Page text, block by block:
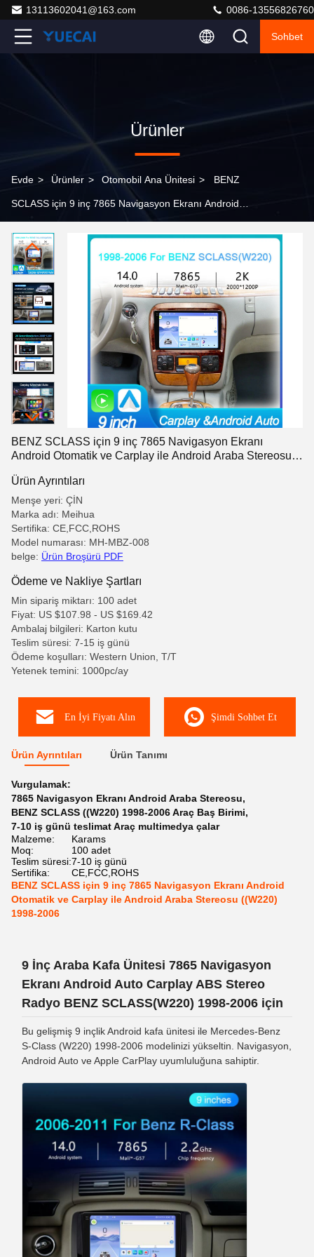
13113602041@163.com 0086-13556826760
Sohbet
Ürünler
Evde > Ürünler > Otomobil Ana Ünitesi > BENZ
SCLASS için 9 inç 7865 Navigasyon Ekranı Android
1998-2006
BENZ SCLASS için 9 inç 7865 Navigasyon Ekranı
Android Otomatik ve Carplay ile Android Araba Stereosu
Ürün Ayrıntıları
Menşe yeri: ÇİN
Marka adı: Meihua
Sertifika: CE,FCC,ROHS
Model numarası: MH-MBZ-008
belge: Ürün Broşürü PDF
Ödeme ve Nakliye Şartları
Min sipariş miktarı: 100 adet
Fiyat: US $107.98 - US $169.42
Ambalaj bilgileri: Karton kutu
Teslim süresi: 7-15 iş günü
Ödeme koşulları: Western Union, T/T
Yetenek temini: 1000pc/ay
En İyi Fiyatı Alın Şimdi Sohbet Et
Ürün Ayrıntıları Ürün Tanımı
Vurgulamak:
7865 Navigasyon Ekranı Android Araba Stereosu,
BENZ SCLASS ((W220) 1998-2006 Araç Baş Birimi,
7-10 iş günü teslimat Araç multimedya çalar
Malzeme:
Karams
Moq:
100 adet
Teslim süresi:7-10 iş günü
Sertifika:
CE,FCC,ROHS
BENZ SCLASS için 9 inç 7865 Navigasyon Ekranı Android
Otomatik ve Carplay ile Android Araba Stereosu ((W220)
1998-2006
9 İnç Araba Kafa Ünitesi 7865 Navigasyon
Ekranı Android Auto Carplay ABS Stereo
Radyo BENZ SCLASS(W220) 1998-2006 için
Bu gelişmiş 9 inçlik Android kafa ünitesi ile Mercedes-Benz
S-Class (W220) 1998-2006 modelinizi yükseltin. Navigasyon,
Android Auto ve Apple CarPlay uyumluluğuna sahiptir.